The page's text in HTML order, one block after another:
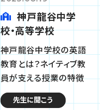
神戸龍谷中学
校・高等学校
神戸龍谷中学校の英語
教育とは？ネイティブ教
員が支える授業の特徴
先生に聞こう